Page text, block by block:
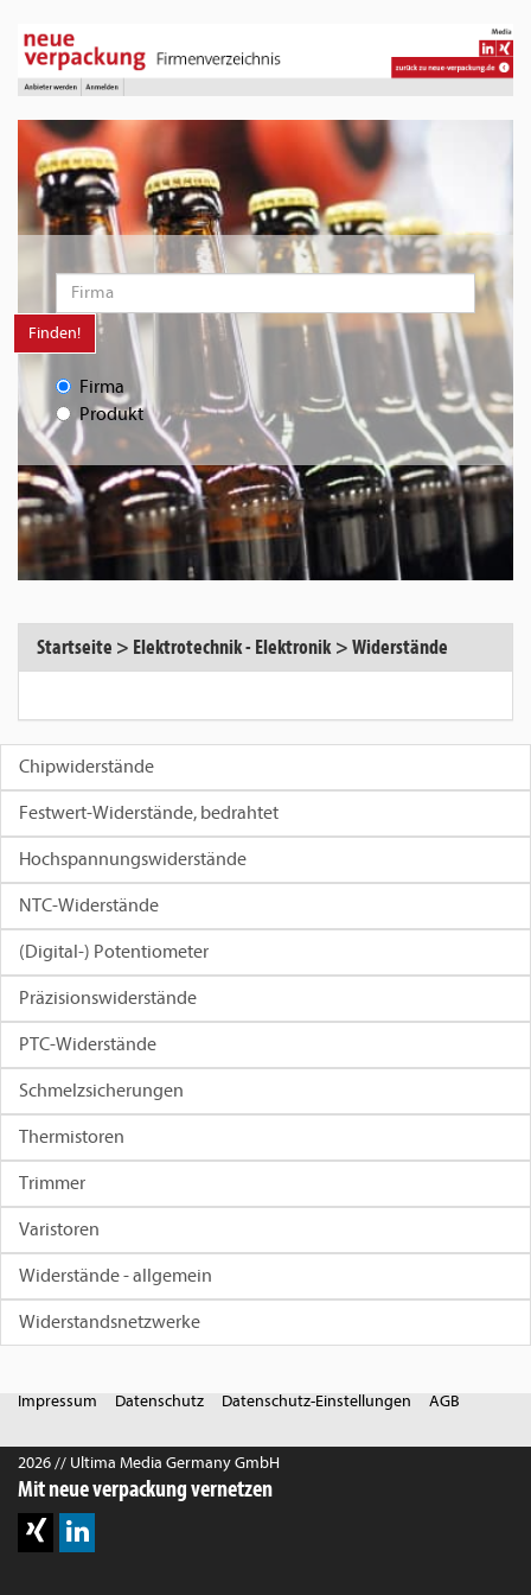
Finden!
Firma
Produkt
Startseite > Elektrotechnik - Elektronik >Widerstände
Chipwiderstände
Festwert-Widerstände, bedrahtet
Hochspannungswiderstände
NTC-Widerstände
(Digital-) Potentiometer
Präzisionswiderstände
PTC-Widerstände
Schmelzsicherungen
Thermistoren
Trimmer
Varistoren
Widerstände - allgemein
Widerstandsnetzwerke
Impressum Datenschutz Datenschutz-Einstellungen AGB
2026 // Ultima Media Germany GmbH
Mit neue verpackung vernetzen